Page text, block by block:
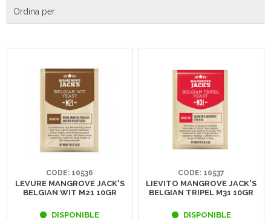
CODE: 10536
LEVURE MANGROVE JACK'S
BELGIAN WIT M21 10GR
DISPONIBLE
CODE: 10537
LIEVITO MANGROVE JACK'S
BELGIAN TRIPEL M31 10GR
DISPONIBLE